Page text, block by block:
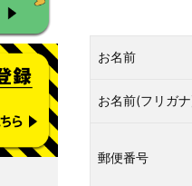
お名前
お名前(フリガ
郵便番号